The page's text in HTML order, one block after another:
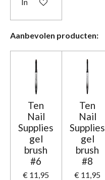
Aanbevolen producten:
Ten
Nail
Supplies
gel
brush
#6
€ 11,95
Ten
Nail
Supplies
gel
brush
#8
€ 11,95